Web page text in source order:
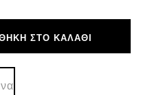
ΣΤΟ ΚΑΛΆΘΙ